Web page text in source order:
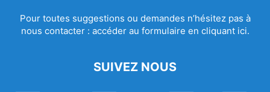
Pour toutes suggestions ou demandes n’hésitez pas à
nous contacter : accéder au formulaire en cliquant ici.
SUIVEZ NOUS